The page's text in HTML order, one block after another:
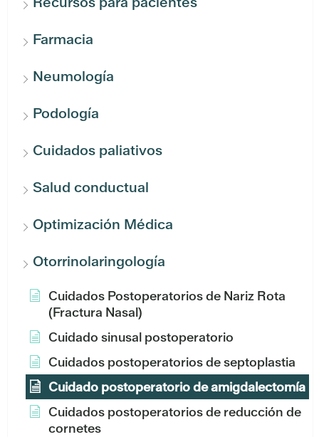
Farmacia
Neumología
Podología
Cuidados paliativos
Salud conductual
Optimización Médica
Otorrinolaringología
Cuidados Postoperatorios de Nariz Rota
(Fractura Nasal)
Cuidado sinusal postoperatorio
Cuidados postoperatorios de septoplastia
Cuidado postoperatorio de amigdalectomía
Cuidados postoperatorios de reducción de
cornetes